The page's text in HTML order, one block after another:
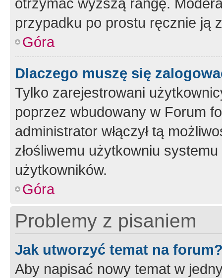
przypadku po prostu ręcznie ją
Góra
Dlaczego muszę się
Tylko zarejestrowani
poprzez wbudowany w Forum
administrator włączył tą
złośliwemu użytkowniu
użytkowników.
Góra
Problemy z pisaniem
Jak utworzyć temat na
Aby napisać nowy temat w